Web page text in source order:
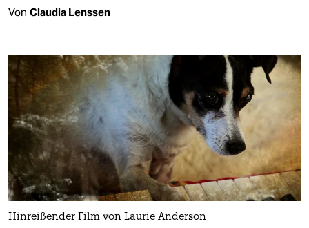
Von Claudia Lenssen
Hinreißender Film von Laurie Anderson